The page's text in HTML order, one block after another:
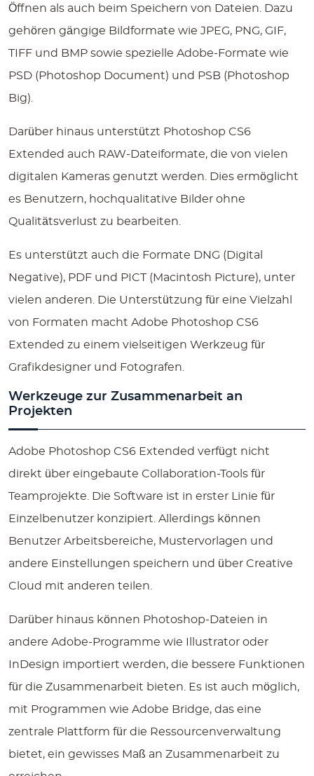
Öffnen als auch beim Speichern von Dateien. Dazu
gehören gängige Bildformate wie JPEG, PNG, GIF,
TIFF und BMP sowie spezielle Adobe-Formate wie
PSD (Photoshop Document) und PSB (Photoshop
Big).
Darüber hinaus unterstützt Photoshop CS6
Extended auch RAW-Dateiformate, die von vielen
digitalen Kameras genutzt werden. Dies ermöglicht
es Benutzern, hochqualitative Bilder ohne
Qualitätsverlust zu bearbeiten.
Es unterstützt auch die Formate DNG (Digital
Negative), PDF und PICT (Macintosh Picture), unter
vielen anderen. Die Unterstützung für eine Vielzahl
von Formaten macht Adobe Photoshop CS6
Extended zu einem vielseitigen Werkzeug für
Grafikdesigner und Fotografen.
Werkzeuge zur Zusammenarbeit an
Projekten
Adobe Photoshop CS6 Extended verfügt nicht
direkt über eingebaute Collaboration-Tools für
Teamprojekte. Die Software ist in erster Linie für
Einzelbenutzer konzipiert. Allerdings können
Benutzer Arbeitsbereiche, Mustervorlagen und
andere Einstellungen speichern und über Creative
Cloud mit anderen teilen.
Darüber hinaus können Photoshop-Dateien in
andere Adobe-Programme wie Illustrator oder
InDesign importiert werden, die bessere Funktionen
für die Zusammenarbeit bieten. Es ist auch möglich,
mit Programmen wie Adobe Bridge, das eine
zentrale Plattform für die Ressourcenverwaltung
bietet, ein gewisses Maß an Zusammenarbeit zu